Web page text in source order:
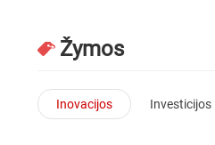
Žymos
Inovacijos Investicijos